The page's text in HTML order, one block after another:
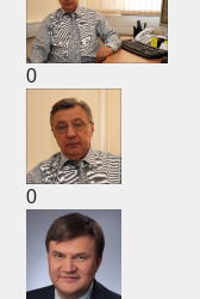
0
0